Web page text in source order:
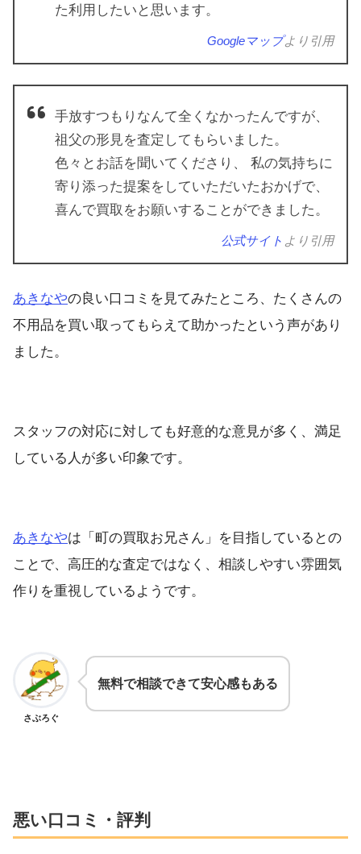
た利用したいと思います。
Googleマップより引用
手放すつもりなんて全くなかったんですが、
祖父の形見を査定してもらいました。
色々とお話を聞いてくださり、 私の気持ちに
寄り添った提案をしていただいたおかげで、
喜んで買取をお願いすることができました。
公式サイト より引用
あきなやの良い口コミを見てみたところ、たくさんの
不用品を買い取ってもらえて助かったという声があり
ました。
スタッフの対応に対しても好意的な意見が多く、満足
している人が多い印象です。
あきなやは「町の買取お兄さん」を目指しているとの
ことで、高圧的な査定ではなく、相談しやすい雰囲気
作りを重視しているようです。
さぶろぐ
無料で相談できて安心感もある
悪い口コミ・評判